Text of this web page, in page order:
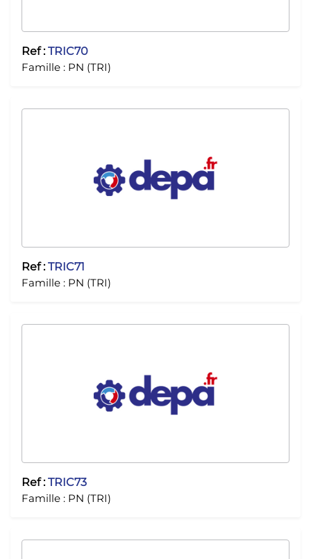
Ref :TRIC70
Famille : PN (TRI)
Ref :TRIC71
Famille : PN (TRI)
Ref :TRIC73
Famille : PN (TRI)